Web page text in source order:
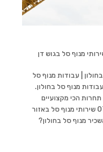
מנוף סל בגוש דן
| עבודות מנוף סל
מנוף סל בחולון.
הכי מקצועיים
בעבודות מנוף סל073-7020524 שירותי מנוף סל באזור
להשכיר מנוף סל בחולון?